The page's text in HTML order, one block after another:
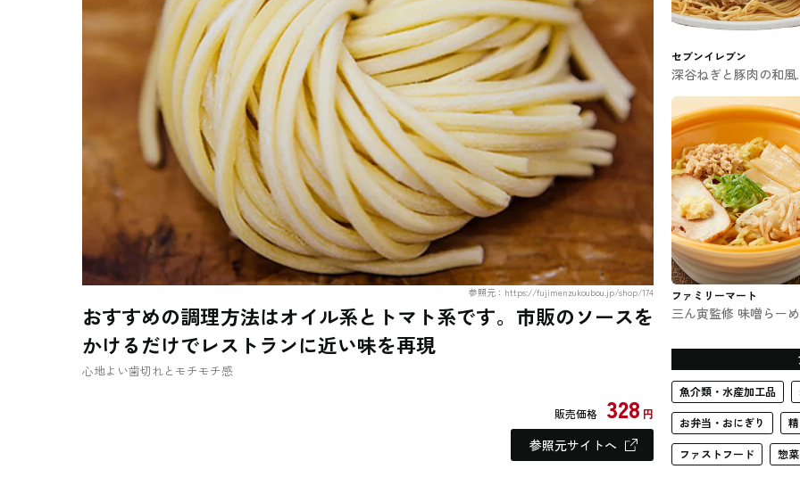
参照元：https://fujimenzukoubou.jp/shop/174
おすすめの調理方法はオイル系とトマト系です。市販のソースを
かけるだけでレストランに近い味を再現
心地よい歯切れとモチモチ感
販売価格 328 円
参照元サイトへ
セブンイレブン
深谷ねぎと豚肉の和風
パゲティ セブンのパ
ファミリーマート
三ん寅監修 味噌らー
魚介類・水産加工品
お弁当・おにぎり
ファストフード 惣菜